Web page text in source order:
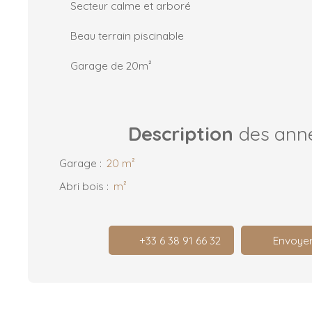
Secteur calme et arboré
Beau terrain piscinable
Garage de 20m²
Description des
Garage : 20 m²
Abri bois : m²
+33 6 38 91 66 32